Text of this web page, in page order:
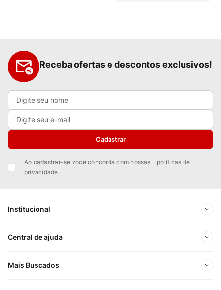
Receba ofertas e descontos exclusivos!
Cadastrar
Ao cadastrar-se você concorda com nossas
políticas de
privacidade.
Institucional
Sobre Nós
Central de ajuda
Minha conta
Mais Buscados